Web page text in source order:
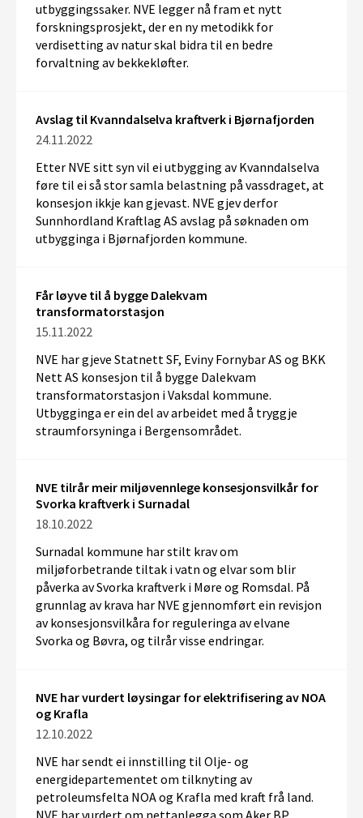
utbyggingssaker. NVE legger nå fram et nytt
forskningsprosjekt, der en ny metodikk for
verdisetting av natur skal bidra til en bedre
forvaltning av bekkekløfter.
Avslag til Kvanndalselva kraftverk i Bjørnafjorden
24.11.2022
Etter NVE sitt syn vil ei utbygging av Kvanndalselva
føre til ei så stor samla belastning på vassdraget, at
konsesjon ikkje kan gjevast. NVE gjev derfor
Sunnhordland Kraftlag AS avslag på søknaden om
utbygginga i Bjørnafjorden kommune.
Får løyve til å bygge Dalekvam
transformatorstasjon
15.11.2022
NVE har gjeve Statnett SF, Eviny Fornybar AS og BKK
Nett AS konsesjon til å bygge Dalekvam
transformatorstasjon i Vaksdal kommune.
Utbygginga er ein del av arbeidet med å tryggje
straumforsyninga i Bergensområdet.
NVE tilrår meir miljøvennlege konsesjonsvilkår for
Svorka kraftverk i Surnadal
18.10.2022
Surnadal kommune har stilt krav om
miljøforbetrande tiltak i vatn og elvar som blir
påverka av Svorka kraftverk i Møre og Romsdal. På
grunnlag av krava har NVE gjennomført ein revisjon
av konsesjonsvilkåra for reguleringa av elvane
Svorka og Bøvra, og tilrår visse endringar.
NVE har vurdert løysingar for elektrifisering av NOA
og Krafla
12.10.2022
NVE har sendt ei innstilling til Olje- og
energidepartementet om tilknyting av
petroleumsfelta NOA og Krafla med kraft frå land.
NVE har vurdert om nettanlegga som Aker BP,